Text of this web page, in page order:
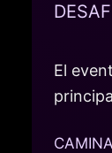
El